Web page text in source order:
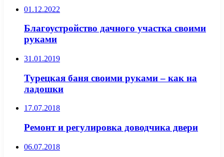
01.12.2022
Благоустройство дачного участка своими
руками
31.01.2019
Турецкая баня своими руками – как на
ладошки
17.07.2018
Ремонт и регулировка доводчика двери
06.07.2018